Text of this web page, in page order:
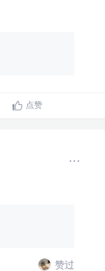
点赞
赞过